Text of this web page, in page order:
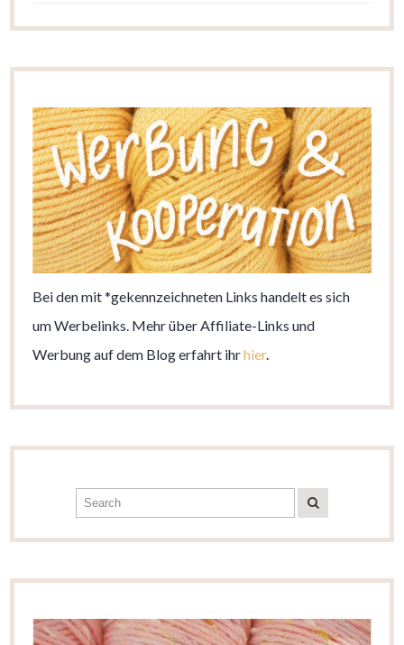
Bei den mit *gekennzeichneten Links handelt es sich
um Werbelinks. Mehr über Affiliate-Links und
Werbung auf dem Blog erfahrt ihrhier.